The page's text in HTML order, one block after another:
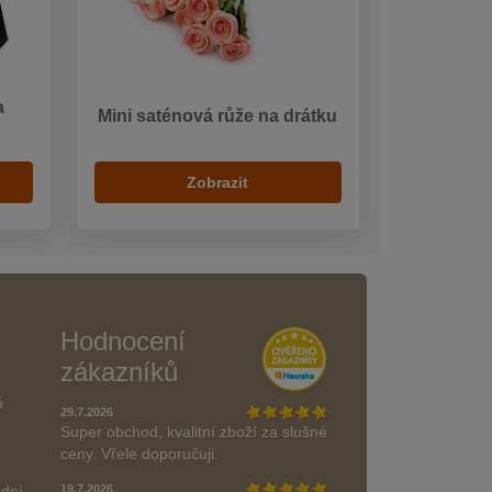
Mini saténová růže na drátku
Zobrazit
Hodnocení
zákazníků
29.7.2026
Super obchod, kvalitní zboží za slušné
ceny. Vřele doporučuji.
19.7.2026